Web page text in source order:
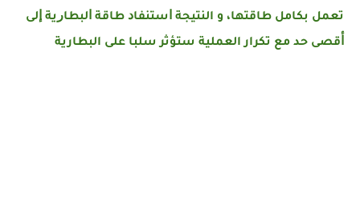
ﺗﻌﻤﻞ ﺑﻜﺎﻣﻞ ﻃﺎﻗﺘﻬﺎ، و النتيجة ﺍﺳﺘﻨﻔﺎﺩ ﻃﺎﻗﺔ ﺍﻟﺒﻄﺎﺭﻳﺔ ﺇﻟﻰ
ﺃﻗﺼﻰ ﺣﺪ مع تكرار العملية ستؤثر سلبا على البطارية